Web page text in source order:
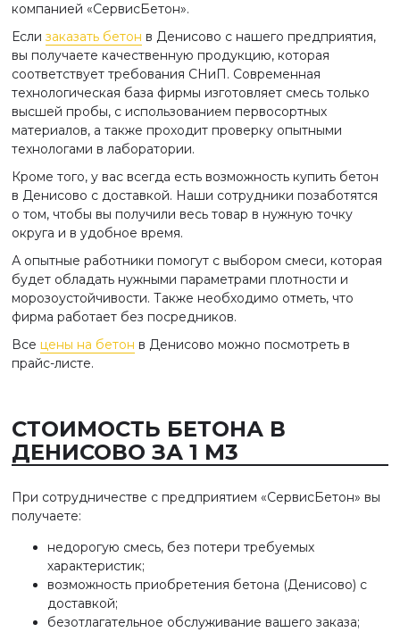
компанией «СервисБетон».
Если заказать бетон в Денисово с нашего предприятия,
вы получаете качественную продукцию, которая
соответствует требования СНиП. Современная
технологическая база фирмы изготовляет смесь только
высшей пробы, с использованием первосортных
материалов, а также проходит проверку опытными
технологами в лаборатории.
Кроме того, у вас всегда есть возможность купить бетон
в Денисово с доставкой. Наши сотрудники позаботятся
о том, чтобы вы получили весь товар в нужную точку
округа и в удобное время.
А опытные работники помогут с выбором смеси, которая
будет обладать нужными параметрами плотности и
морозоустойчивости. Также необходимо отметь, что
фирма работает без посредников.
Все цены на бетон в Денисово можно посмотреть в
прайс-листе.
СТОИМОСТЬ БЕТОНА В
ДЕНИСОВО ЗА 1 М3
При сотрудничестве с предприятием «СервисБетон» вы
получаете:
недорогую смесь, без потери требуемых
характеристик;
возможность приобретения бетона (Денисово) с
доставкой;
безотлагательное обслуживание вашего заказа;